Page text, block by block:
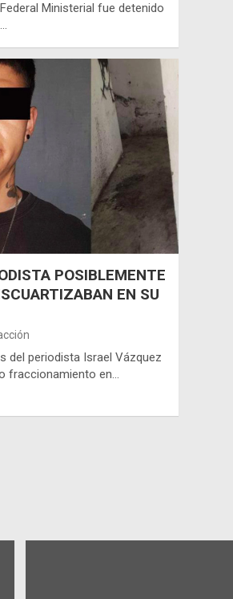
Ministerial fue detenido
POSIBLEMENTE
EN SU
del periodista Israel Vázquez
fraccionamiento en…